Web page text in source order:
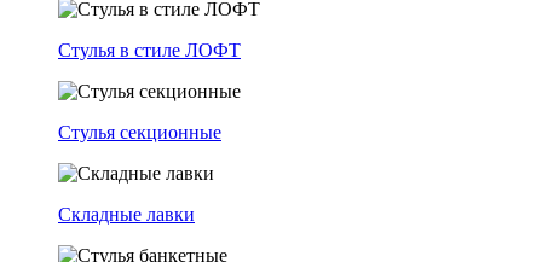
Стулья в стиле ЛОФТ
Стулья секционные
Складные лавки